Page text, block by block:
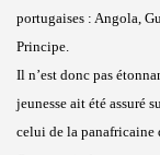
portugaises : Angola,
Principe.
Il n’est donc pas
jeunesse ait été assuré
celui de la panafricaine